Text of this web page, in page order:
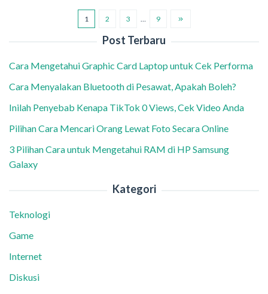
1 2 3 9
Post Terbaru
Cara Mengetahui Graphic Card Laptop untuk Cek Performa
Cara Menyalakan Bluetooth di Pesawat, Apakah Boleh?
Inilah Penyebab Kenapa TikTok 0 Views, Cek Video Anda
Pilihan Cara Mencari Orang Lewat Foto Secara Online
3 Pilihan Cara untuk Mengetahui RAM di HP Samsung
Galaxy
Kategori
Teknologi
Game
Internet
Diskusi